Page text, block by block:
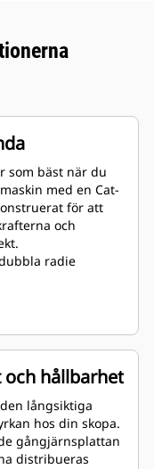
som bäst när du
med en Cat-
för att
och
radie
att skopbotten
minskar
under
är
skära genom
för att förbättra
effektivitet.
på kortare tid.
hållbarhet
långsiktiga
hos din skopa.
gångjärnsplattan
distribueras